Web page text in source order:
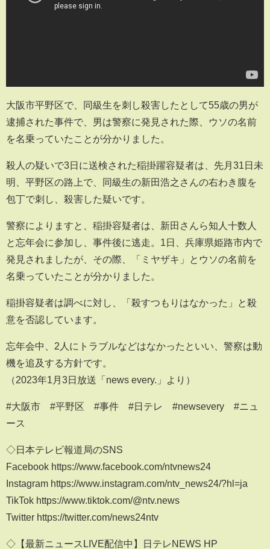
大阪市平野区で、同級生を刺し殺害したとして55歳の男が
逮捕された事件で、男は警察に発見された際、ウソの名前
を名乗っていたことが分かりました。
殺人の疑いで3日に送検された稲掛躍容疑者は、先月31日未
明、平野区の路上で、同級生の新田浩之さんの右わき腹を
包丁で刺し、殺害した疑いです。
警察によりますと、稲掛容疑者は、新田さんら知人十数人
と忘年会に参加し、事件後に逃走。1日、兵庫県姫路市内で
発見されましたが、その際、「ミヤザキ」とウソの名前を
名乗っていたことが分かりました。
稲掛容疑者は調べに対し、「殺すつもりはなかった」と殺
意を否認しています。
忘年会中、2人にトラブルなどはなかったといい、警察は動
機を追及する方針です。
（2023年1月3日放送「news every.」より）
#大阪市 #平野区 #事件 #日テレ #newsevery #ニュ
ース
◇日本テレビ報道局のSNS
Facebook https://www.facebook.com/ntvnews24
Instagram https://www.instagram.com/ntv_news24/?hl=ja
TikTok https://www.tiktok.com/@ntv.news
Twitter https://twitter.com/news24ntv
◇【最新ニュースLIVE配信中】日テレNEWS HP